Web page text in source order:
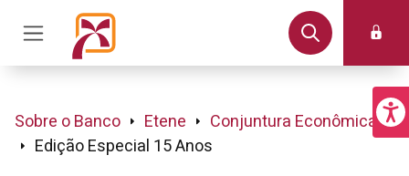
Sobre o Banco Etene
Conjuntura Econômica
Edição Especial 15 Anos